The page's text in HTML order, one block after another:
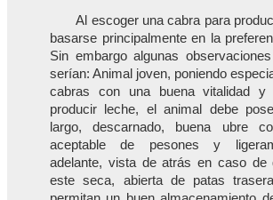
Al escoger una cabra para
basarse principalmente en la
Sin embargo algunas
serían: Animal joven, poniendo
cabras con una buena vitalidad y
producir leche, el animal debe
largo, descarnado, buena ubre
aceptable de pesones y
adelante, vista de atrás en caso de
este seca, abierta de patas